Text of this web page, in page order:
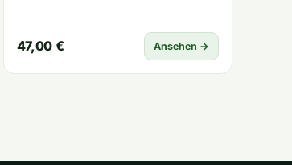
47,00 € Ansehen →